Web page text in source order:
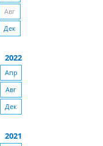
Авг
Дек
2022
Апр
Авг
Дек
2021